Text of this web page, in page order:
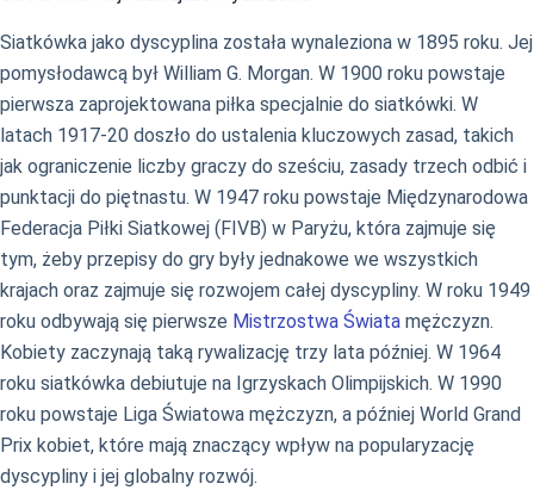
Siatkówka jako dyscyplina została wynaleziona w 1895 roku. Jej
pomysłodawcą był William G. Morgan. W 1900 roku powstaje
pierwsza zaprojektowana piłka specjalnie do siatkówki. W
latach 1917-20 doszło do ustalenia kluczowych zasad, takich
jak ograniczenie liczby graczy do sześciu, zasady trzech odbić i
punktacji do piętnastu. W 1947 roku powstaje Międzynarodowa
Federacja Piłki Siatkowej (FIVB) w Paryżu, która zajmuje się
tym, żeby przepisy do gry były jednakowe we wszystkich
krajach oraz zajmuje się rozwojem całej dyscypliny. W roku 1949
roku odbywają się pierwsze Mistrzostwa Świata mężczyzn.
Kobiety zaczynają taką rywalizację trzy lata później. W 1964
roku siatkówka debiutuje na Igrzyskach Olimpijskich. W 1990
roku powstaje Liga Światowa mężczyzn, a później World Grand
Prix kobiet, które mają znaczący wpływ na popularyzację
dyscypliny i jej globalny rozwój.